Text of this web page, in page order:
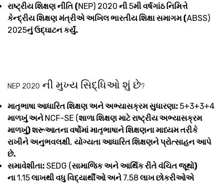
રાષ્ટ્રીય શિક્ષણ નીતિ (NEP) 2020 ની5મી વર્ષગાંઠ નિમિત્તે
કેન્દ્રીય શિક્ષણ મંત્રીએ અખિલ ભારતીય શિક્ષા સમાગમ (ABSS)
2025નું ઉદ્ઘાટન કર્યું.
NEP 2020 ની મુખ્ય સિદ્ધિઓ શું છે?
માતૃભાષા આધારિત શિક્ષણ અને અભ્યાસક્રમ સુધારણા: 5+3+3+4
માળખું અને NCF-SE (શાળા શિક્ષણ માટે રાષ્ટ્રીય અભ્યાસક્રમ
માળખું) શરૂઆતના વર્ષોમાં માતૃભાષાને શિક્ષણના માધ્યમ તરીકે
રાખીને અનુભવલક્ષી, યોગ્યતા આધારિત શિક્ષણને પ્રોત્સાહન આપે
છે.
સમાવેશીતા: SEDG (સામાજિક અને આર્થિક રીતે વંચિત જૂથો)
ના1.15લાખથી વધુ વિદ્યાર્થીઓ અને 7.58લાખ છોકરીઓએ